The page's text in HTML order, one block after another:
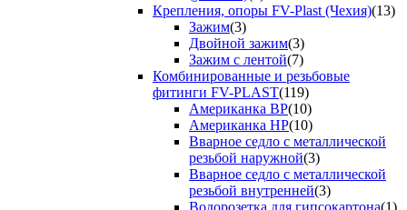
Крепления, опоры FV-Plast (Чехия)(13)
Зажим(3)
Двойной зажим(3)
Зажим с лентой(7)
Комбинированные и резьбовые
фитинги FV-PLAST(119)
Американка ВР(10)
Американка НР(10)
Вварное седло с металлической
резьбой наружной(3)
Вварное седло с металлической
резьбой внутренней(3)